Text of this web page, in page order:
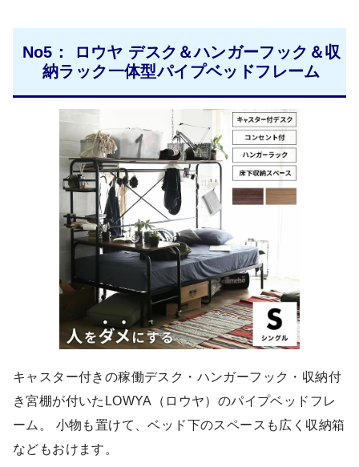
No5： ロウヤ デスク＆ハンガーフック＆収
納ラック一体型パイプベッドフレーム
キャスター付きの稼働デスク・ハンガーフック・収納付
き宮棚が付いたLOWYA（ロウヤ）のパイプベッドフレ
ーム。 小物も置けて、ベッド下のスペースも広く収納箱
などもおけます。